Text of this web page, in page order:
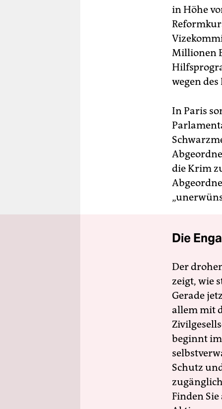
in Höhe
Millionen
wegen
In Paris
die Krim
Die
Der
zeigt, wie
Gerade
allem mit
beginnt
Schutz
Finden